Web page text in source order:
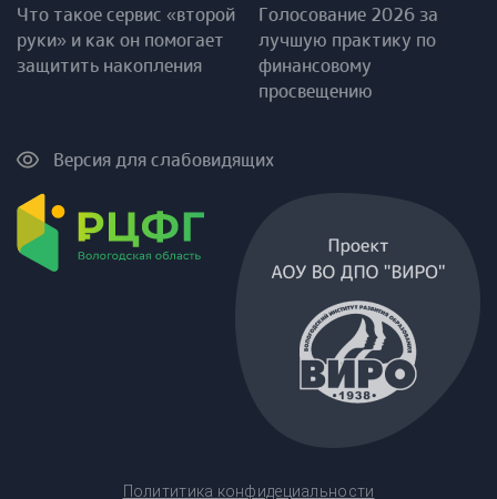
Что такое сервис «второй
руки» и как он помогает
защитить накопления
Голосование 2026 за
лучшую практику по
финансовому
просвещению
Версия для слабовидящих
Полититика конфидециальности